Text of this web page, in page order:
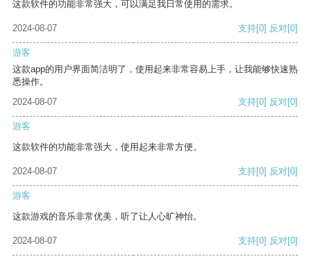
这款软件的功能非常强大，可以满足我日常使用的需求。
2024-08-07 支持[0] 反对[0]
游客
这款app的用户界面简洁明了，使用起来非常容易上手，让我能够快速熟
悉操作。
2024-08-07
支持[0] 反对[0]
游客
这款软件的功能非常强大，使用起来非常方便。
2024-08-07 支持[0] 反对[0]
游客
这款游戏的音乐非常优美，听了让人心旷神怡。
2024-08-07 支持[0] 反对[0]